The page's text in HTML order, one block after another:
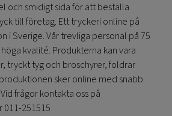
och smidigt sida för att beställa
till företag. Ett tryckeri online på
i Sverige. Vår trevliga personal på 75
kvalité. Produkterna kan vara
tryckt tyg och broschyrer, foldrar
sker online med snabb
frågor kontakta oss på
011-251515